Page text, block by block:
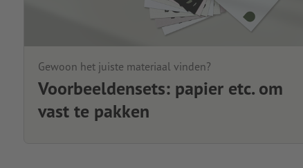
Gewoon het juiste materiaal vinden?
Voorbeeldensets: papier etc. om
vast te pakken